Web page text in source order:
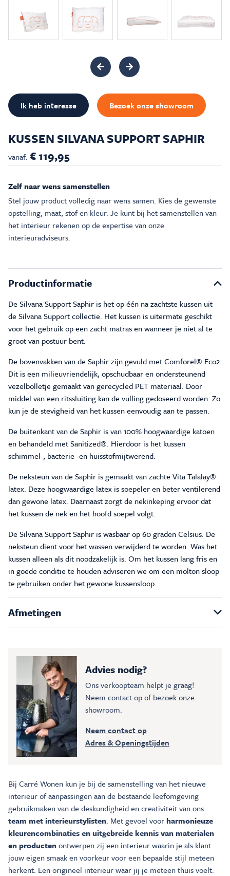
Inspiratie & Advies
KUSSEN SILVANA SUPPORT SAPHIR
vanaf: € 119,95
Zelf naar wens samenstellen
Stel jouw product volledig naar wens samen. Kies de gewenste
opstelling, maat, stof en kleur. Je kunt bij het samenstellen van
het interieur rekenen op de expertise van onze
interieuradviseurs.
Ik heb interesse Bezoek onze showroom
Productinformatie
De Silvana Support Saphir is het op één na zachtste kussen uit
de Silvana Support collectie. Het kussen is uitermate geschikt
voor het gebruik op een zacht matras en wanneer je niet al te
groot van postuur bent.
De bovenvakken van de Saphir zijn gevuld met Comforel® Eco2.
Dit is een milieuvriendelijk, opschudbaar en ondersteunend
vezelbolletje gemaakt van gerecycled PET materiaal. Door
middel van een ritssluiting kan de vulling gedoseerd worden. Zo
kun je de stevigheid van het kussen eenvoudig aan te passen.
De buitenkant van de Saphir is van 100% hoogwaardige katoen
en behandeld met Sanitized®. Hierdoor is het kussen
schimmel-, bacterie- en huisstofmijtwerend.
De neksteun van de Saphir is gemaakt van zachte Vita Talalay®
latex. Deze hoogwaardige latex is soepeler en beter ventilerend
dan gewone latex. Daarnaast zorgt de nekinkeping ervoor dat
het kussen de nek en het hoofd soepel volgt.
De Silvana Support Saphir is wasbaar op 60 graden Celsius. De
neksteun dient voor het wassen verwijderd te worden. Was het
kussen alleen als dit noodzakelijk is. Om het kussen lang fris en
in goede conditie te houden adviseren we om een molton sloop
te gebruiken onder het gewone kussensloop.
Afmetingen
Advies nodig?
Ons verkoopteam helpt je graag!
Neem contact op of bezoek onze
showroom.
Neem contact op
Adres & Openingstijden
Bij Carré Wonen kun je bij de samenstelling van het nieuwe
interieur of aanpassingen aan de bestaande leefomgeving
gebruikmaken van de deskundigheid en creativiteit van ons
team met interieurstylisten. Met gevoel voorharmonieuze
kleurencombinaties en uitgebreide kennis van materialen
en productenontwerpen zij een interieur waarin je als klant
jouw eigen smaak en voorkeur voor een bepaalde stijl meteen
herkent. Een origineel interieur waar jij je meteen thuis voelt.